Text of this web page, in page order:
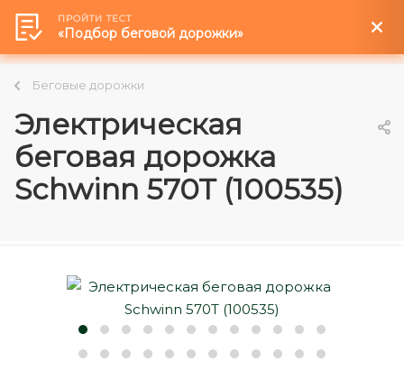
0
Беговые дорожки
Электрическая
беговая дорожка
Schwinn 570T (100535)
ПРОЙТИ ТЕСТ
«Подбор беговой дорожки»